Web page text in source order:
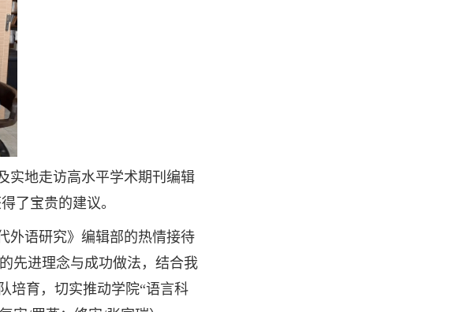
实地走访高水平学术期刊编辑
了宝贵的建议。
外语研究》编辑部的热情接待
先进理念与成功做法，结合我
培育，切实推动学院“语言科